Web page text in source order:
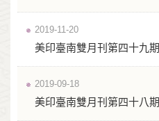
2019-11-20
美印臺南雙月刊第四十九期
2019-09-18
美印臺南雙月刊第四十八期